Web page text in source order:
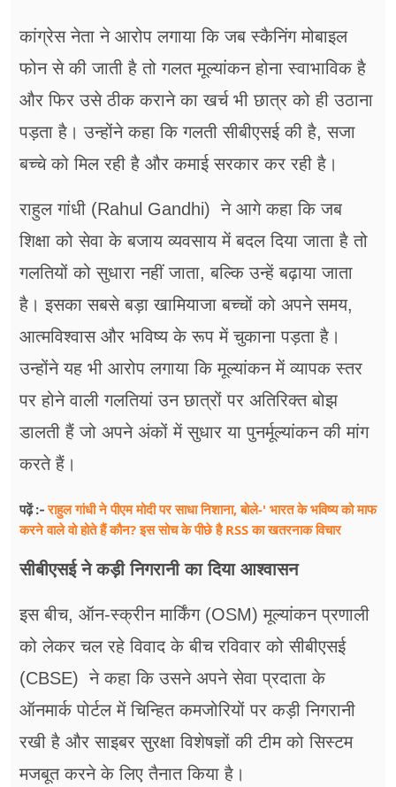
कांग्रेस नेता ने आरोप लगाया कि जब स्कैनिंग मोबाइल
फोन से की जाती है तो गलत मूल्यांकन होना स्वाभाविक है
और फिर उसे ठीक कराने का खर्च भी छात्र को ही उठाना
पड़ता है। उन्होंने कहा कि गलती सीबीएसई की है, सजा
बच्चे को मिल रही है और कमाई सरकार कर रही है।
राहुल गांधी (Rahul Gandhi) ने आगे कहा कि जब
शिक्षा को सेवा के बजाय व्यवसाय में बदल दिया जाता है तो
गलतियों को सुधारा नहीं जाता, बल्कि उन्हें बढ़ाया जाता
है। इसका सबसे बड़ा खामियाजा बच्चों को अपने समय,
आत्मविश्वास और भविष्य के रूप में चुकाना पड़ता है।
उन्होंने यह भी आरोप लगाया कि मूल्यांकन में व्यापक स्तर
पर होने वाली गलतियां उन छात्रों पर अतिरिक्त बोझ
डालती हैं जो अपने अंकों में सुधार या पुनर्मूल्यांकन की मांग
करते हैं।
पढ़ें :-राहुल गांधी ने पीएम मोदी पर साधा निशाना, बोले-' भारत के भविष्य को माफ
करने वाले वो होते हैं कौन? इस सोच के पीछे है RSS का खतरनाक विचार
सीबीएसई ने कड़ी निगरानी का दिया आश्वासन
इस बीच, ऑन-स्क्रीन मार्किंग (OSM) मूल्यांकन प्रणाली
को लेकर चल रहे विवाद के बीच रविवार को सीबीएसई
(CBSE) ने कहा कि उसने अपने सेवा प्रदाता के
ऑनमार्क पोर्टल में चिन्हित कमजोरियों पर कड़ी निगरानी
रखी है और साइबर सुरक्षा विशेषज्ञों की टीम को सिस्टम
मजबूत करने के लिए तैनात किया है।